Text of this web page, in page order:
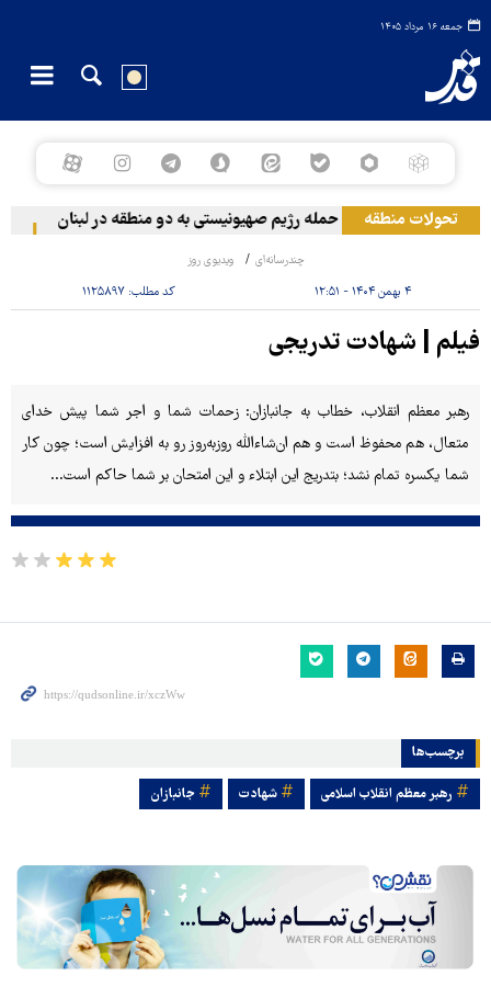
جمعه ۱۶ مرداد ۱۴۰۵
تحولات منطقه حمله رژیم صهیونیستی به دو منطقه در لبنان
چندرسانه‌ای ویدیوی روز
۴ بهمن ۱۴۰۴ - ۱۲:۵۱ کد مطلب:۱۱۲۵۸۹۷
فیلم | شهادت تدریجی
رهبر معظم انقلاب، خطاب به جانبازان: زحمات شما و اجر شما پیش خدای
متعال، هم محفوظ است و هم ان‌شاءالله روزبه‌روز رو به افزایش است؛ چون کار
شما یکسره تمام نشد؛ بتدریج این ابتلاء و این امتحان بر شما حاکم است...
برچسب‌ها
رهبر معظم انقلاب اسلامی شهادت جانبازان